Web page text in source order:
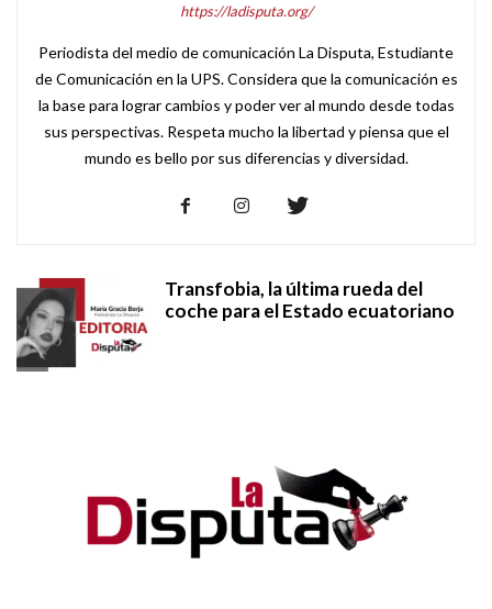
https://ladisputa.org/
Periodista del medio de comunicación La Disputa, Estudiante
de Comunicación en la UPS. Considera que la comunicación es
la base para lograr cambios y poder ver al mundo desde todas
sus perspectivas. Respeta mucho la libertad y piensa que el
mundo es bello por sus diferencias y diversidad.
Transfobia, la última rueda del
coche para el Estado ecuatoriano